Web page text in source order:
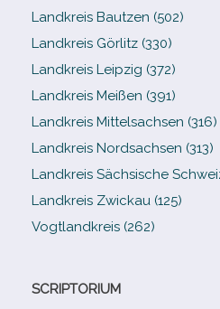
Landkreis Bautzen (502)
Landkreis Görlitz (330)
Landkreis Leipzig (372)
Landkreis Meißen (391)
Landkreis Mittelsachsen (316)
Landkreis Nordsachsen (313)
Landkreis Sächsische
Landkreis Zwickau (125)
Vogtlandkreis (262)
SCRIPTORIUM